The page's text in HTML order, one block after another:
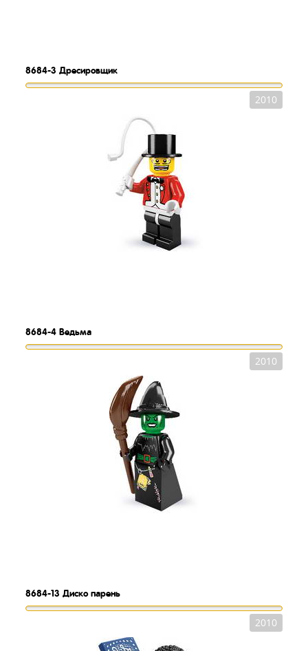
8684-3 Дресировщик
2010
8684-4 Ведьма
2010
8684-13 Диско парень
2010